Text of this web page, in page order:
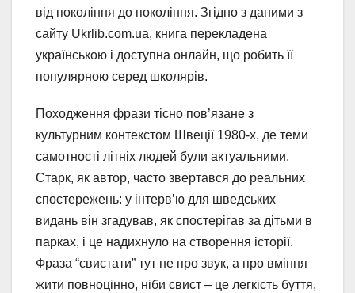
від покоління до покоління. Згідно з даними з
сайту Ukrlib.com.ua, книга перекладена
українською і доступна онлайн, що робить її
популярною серед школярів.
Походження фрази тісно пов’язане з
культурним контекстом Швеції 1980-х, де теми
самотності літніх людей були актуальними.
Старк, як автор, часто звертався до реальних
спостережень: у інтерв’ю для шведських
видань він згадував, як спостерігав за дітьми в
парках, і це надихнуло на створення історії.
Фраза “свистати” тут не про звук, а про вміння
жити повноцінно, ніби свист – це легкість буття,